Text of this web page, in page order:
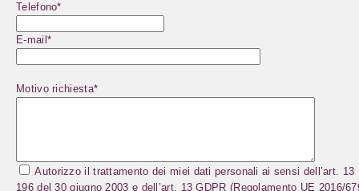
Telefono*
E-mail*
Motivo richiesta*
Autorizzo il trattamento dei miei dati personali ai sensi dell’art. 13
196 del 30 giugno 2003 e dell’art. 13 GDPR (Regolamento UE 2016/